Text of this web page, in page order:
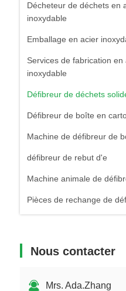
Décheteur de déchets en
inoxydable
Emballage en acier
Services de fabrication en
inoxydable
Défibreur de déchets
Défibreur de boîte en
Machine de défibreur de
défibreur de rebut d'e
Machine animale de
Pièces de rechange de
Nous contacter
Mrs. Ada.Zhang